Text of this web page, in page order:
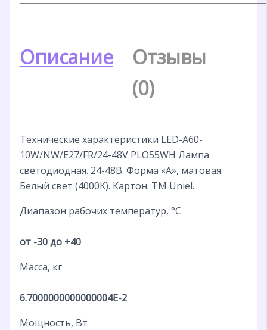
Описание
Отзывы
(0)
Технические характеристики LED-A60-
10W/NW/E27/FR/24-48V PLO55WH Лампа
светодиодная. 24-48В. Форма «A», матовая.
Белый свет (4000K). Картон. ТМ Uniel.
Диапазон рабочих температур, °С
от -30 до +40
Масса, кг
6.7000000000000004E-2
Мощность, Вт